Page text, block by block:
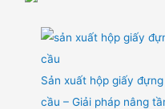
Sản xuất hộp giấy
cầu – Giải pháp nâng